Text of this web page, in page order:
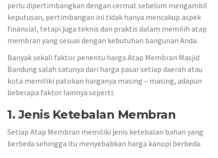
perlu dipertimbangkan dengan cermat sebelum mengambil
keputusan, pertimbangan ini tidak hanya mencakup aspek
finansial, tetapi juga teknis dan praktis dalam memilih atap
membran yang sesuai dengan kebutuhan bangunan Anda.
Banyak sekali faktor penentu harga Atap Membran Masjid
Bandung salah satunya dari harga pasar setiap daerah atau
kota memiliki patokan harganya masing – masing, adapun
beberapa faktor lainnya seperti:
1. Jenis Ketebalan Membran
Setiap Atap Membran memiliki jenis ketebalan bahan yang
berbeda sehingga itu menyebabkan harga kanopi berbeda.